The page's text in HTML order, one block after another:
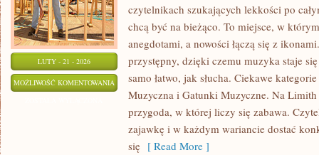
LUTY - 21 - 2026
MOŻLIWOŚĆ KOMENTOWANIA MUZYCZNE
RANKINGI
TOPLISTY
czytelnikach szukających lekkości po
chcą być na bieżąco. To miejsce, w
anegdotami, a nowości łączą się z
przystępny, dzięki czemu muzyka staje
samo łatwo, jak słucha. Ciekawe
Muzyczna i Gatunki Muzyczne. Na
przygoda, w której liczy się zabawa.
zajawkę i w każdym wariancie dostać
się [ Read More ]